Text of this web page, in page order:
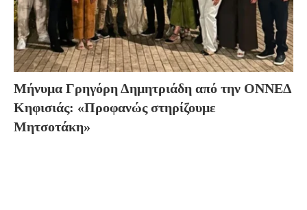
Μήνυμα Γρηγόρη Δημητριάδη από την ΟΝΝΕΔ
Κηφισιάς: «Προφανώς στηρίζουμε
Μητσοτάκη»